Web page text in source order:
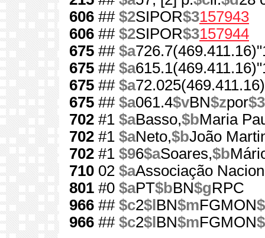
606 ## $2SIPOR$3157943
606 ## $2SIPOR$3157944
675 ## $a
675 ## $a
675 ## $a72.025(469.411.16)
675 ## $a061.4$vBN$zpor$3
702 #1 $aBasso,$bMaria
702 #1 $aNeto,$bJoão
702 #1 $96$aSoares,$b
710 02 $aAssociação
801 #0 $aPT$bBN$gRPC
966 ## $c2$l BN$mFGMON
966 ## $c2$l BN$mFGMON